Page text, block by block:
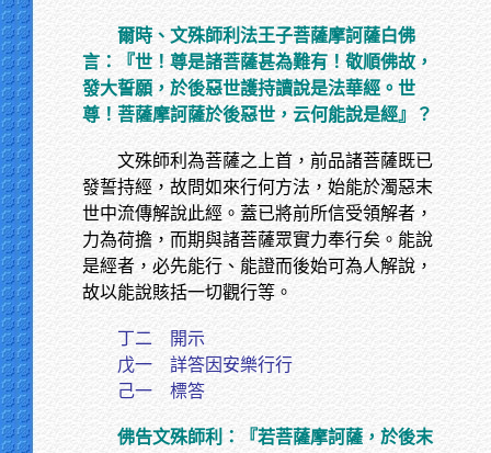
爾時、文殊師利法王子菩薩摩訶薩白佛
言：『世！尊是諸菩薩甚為難有！敬順佛故，
發大誓願，於後惡世護持讀說是法華經。世
尊！菩薩摩訶薩於後惡世，云何能說是經』？
文殊師利為菩薩之上首，前品諸菩薩既已
發誓持經，故問如來行何方法，始能於濁惡末
世中流傳解說此經。蓋已將前所信受領解者，
力為荷擔，而期與諸菩薩眾實力奉行矣。能說
是經者，必先能行、能證而後始可為人解說，
故以能說賅括一切觀行等。
丁二 開示
戊一 詳答因安樂行行
己一 標答
佛告文殊師利：『若菩薩摩訶薩，於後末